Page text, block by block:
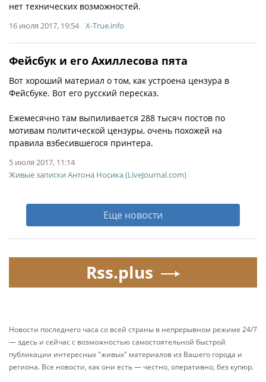
нет технических возможностей.
16 июля 2017, 19:54 X-True.info
Фейсбук и его Ахиллесова пята
Вот хороший материал о том, как устроена цензура в
Фейсбуке. Вот его русский пересказ.
Ежемесячно там выпиливается 288 тысяч постов по
мотивам политической цензуры, очень похожей на
правила взбесившегося принтера.
5 июля 2017, 11:14
Живые записки Антона Носика (LiveJournal.com)
Еще новости
Rss.plus
Новости последнего часа со всей страны в непрерывном режиме 24/7
— здесь и сейчас с возможностью самостоятельной быстрой
публикации интересных "живых" материалов из Вашего города и
региона. Все новости, как они есть — честно, оперативно, без купюр.